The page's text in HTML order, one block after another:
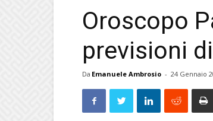
Oroscopo
previsioni
Da Emanuele Ambrosio - 24 Gennaio